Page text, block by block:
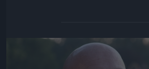
Jön még kép!